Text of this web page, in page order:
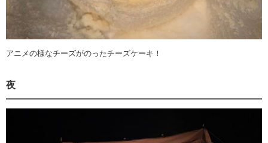
アニメの様なチーズがのったチーズケーキ！
夜